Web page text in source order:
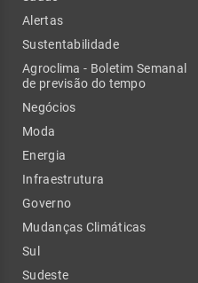
Alertas
Sustentabilidade
Agroclima - Boletim Semanal
de previsão do tempo
Negócios
Moda
Energia
Infraestrutura
Governo
Mudanças Climáticas
Sul
Sudeste